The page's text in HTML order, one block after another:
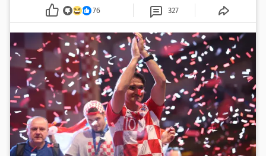
76 327